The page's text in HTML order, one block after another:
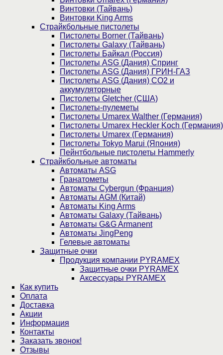
Винтовки (Тайвань)
Винтовки King Arms
Страйкбольные пистолеты
Пистолеты Borner (Тайвань)
Пистолеты Galaxy (Тайвань)
Пистолеты Байкал (Россия)
Пистолеты ASG (Дания) Спринг
Пистолеты ASG (Дания) ГРИН-ГАЗ
Пистолеты ASG (Дания) CO2 и
аккумуляторные
Пистолеты Gletcher (США)
Пистолеты-пулеметы
Пистолеты Umarex Walther (Германия)
Пистолеты Umarex Heckler Koch (Германия)
Пистолеты Umarex (Германия)
Пистолеты Tokyo Marui (Япония)
Пейнтбольные пистолеты Hammerly
Страйкбольные автоматы
Автоматы ASG
Гранатометы
Автоматы Cybergun (Франция)
Автоматы AGM (Китай)
Автоматы King Arms
Автоматы Galaxy (Тайвань)
Автоматы G&G Armanent
Автоматы JingPeng
Гелевые автоматы
Защитные очки
Продукция компании PYRAMEX
Защитные очки PYRAMEX
Аксессуары PYRAMEX
Как купить
Оплата
Доставка
Акции
Информация
Контакты
Заказать звонок!
Отзывы